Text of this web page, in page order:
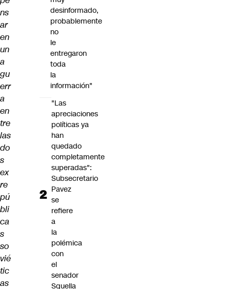
ns
ar
en
un
a
gu
err
a
en
tre
las
do
s
ex
re
pú
bli
ca
s
so
vié
tic
as
desinformado,
probablemente
no
le
entregaron
toda
la
información"
"Las
apreciaciones
políticas ya
han
quedado
completamente
superadas":
Subsecretario
Pavez
se
refiere
a
la
polémica
con
el
senador
Squella